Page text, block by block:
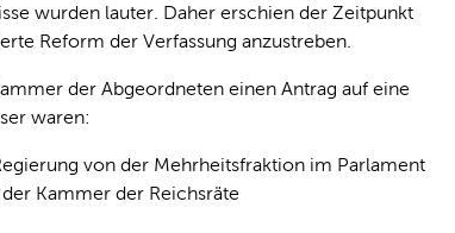
wurden lauter. Daher erschien der Zeitpunkt
Reform der Verfassung anzustreben.
der Abgeordneten einen Antrag auf eine
waren:
von der Mehrheitsfraktion im Parlament
Kammer der Reichsräte